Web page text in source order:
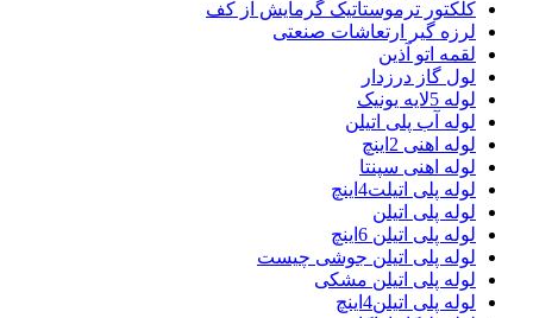
کلکتور ترموستاتیک گرمایش از کف
لرزه گیر ارتعاشات صنعتی
لقمه اتو آذین
لول گاز درزدار
لوله 5لایه یونیک
لوله آب پلی اتیلن
لوله اهنی 2اینچ
لوله اهنی سپنتا
لوله پلی اتیلت4اینچ
لوله پلی اتیلن
لوله پلی اتیلن 6اینچ
لوله پلی اتیلن جوشی چیست
لوله پلی اتیلن مشکی
لوله پلی اتیلن4اینچ